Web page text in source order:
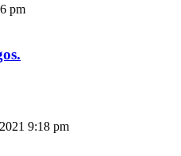
pm
9:18 pm